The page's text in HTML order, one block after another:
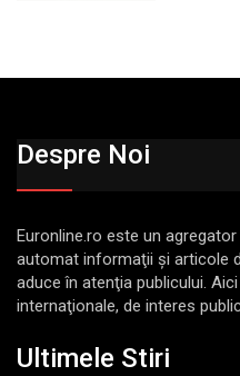
Despre Noi
Euronline.ro este un
automat informaţii şi articole
aduce în atenţia publicului.
internaţionale, de interes
Ultimele Stiri